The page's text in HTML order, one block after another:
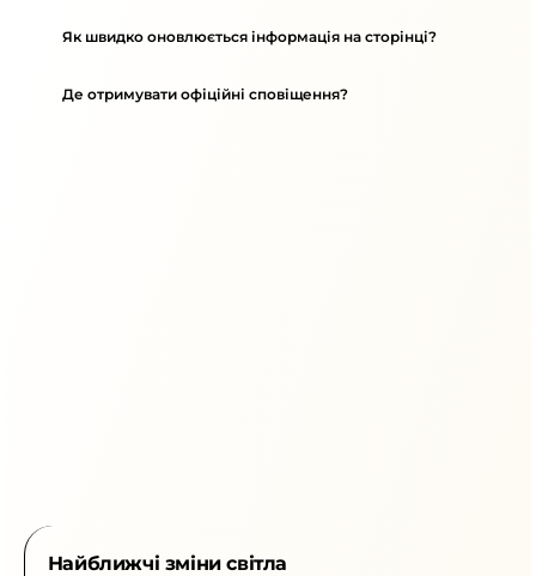
Як швидко оновлюється інформація на сторінці?
Де отримувати офіційні сповіщення?
Найближчі зміни світла